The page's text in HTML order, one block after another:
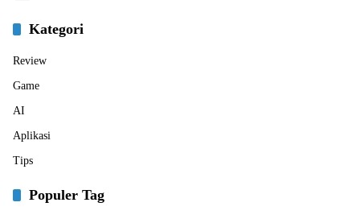
Kategori
Review
Game
AI
Aplikasi
Tips
Populer Tag